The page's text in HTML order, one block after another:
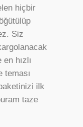
hiçbir
Siz
hızlı
teması
ilk
taze